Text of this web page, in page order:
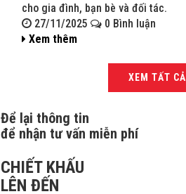
cho gia đình, bạn bè và đối tác.
27/11/2025
0 Bình luận
Xem thêm
XEM TẤT CẢ
Để lại thông tin
để nhận tư vấn miễn phí
CHIẾT KHẤU
LÊN ĐẾN